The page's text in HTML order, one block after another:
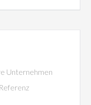
Unternehmen